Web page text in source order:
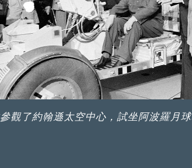
觀了約翰遜太空中心，試坐阿波羅月球